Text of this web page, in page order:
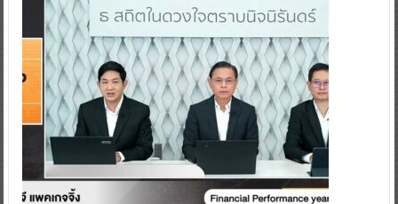
March 7, 2025 กองบรรณาธิการ 0